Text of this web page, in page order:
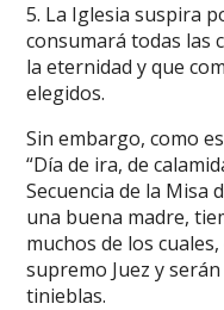
5. La Iglesia suspira
consumará todas las
la eternidad y que
elegidos.
Sin embargo, como
“Día de ira, de
Secuencia de la Misa
una buena madre,
muchos de los
supremo Juez y
tinieblas.